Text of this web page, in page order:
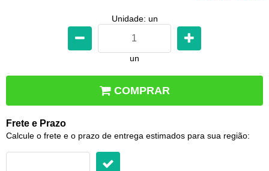
Unidade: un
un
COMPRAR
Frete e Prazo
Calcule o frete e o prazo de entrega estimados para sua região: